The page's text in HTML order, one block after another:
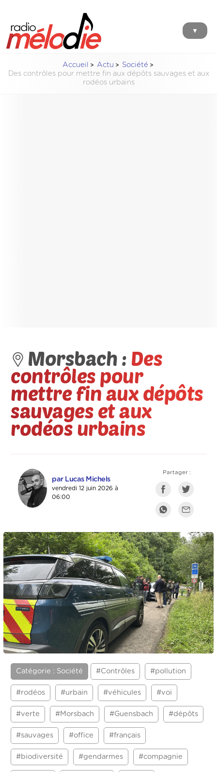
▼
Accueil Actu
Société
Des contrôles pour mettre fin aux dépôts sauvages et aux
rodéos urbains
Morsbach : Des
contrôles pour
mettre fin aux dépôts
sauvages et aux
rodéos urbains
par Lucas Michels
vendredi 12 juin 2026 à
06:00
Partager :
Catégorie : Société #Contrôles #pollution
#rodéos #urbain #véhicules #voi
#verte #Morsbach #Guensbach #dépôts
#sauvages #office #français
#biodiversité #gendarmes #compagnie